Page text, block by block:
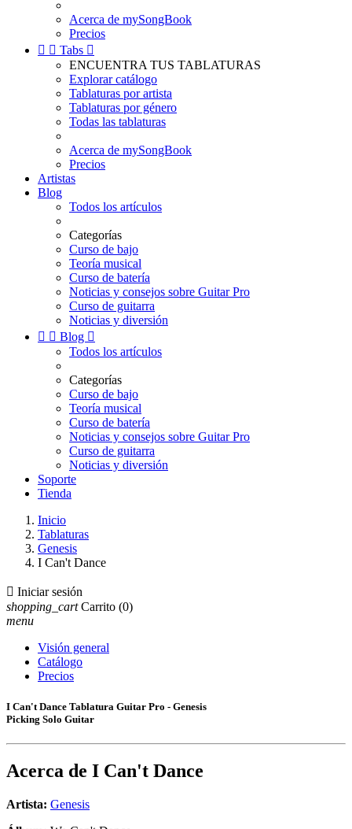
Acerca de mySongBook
Precios
  Tabs 
ENCUENTRA TUS TABLATURAS
Explorar catálogo
Tablaturas por artista
Tablaturas por género
Todas las tablaturas
Acerca de mySongBook
Precios
Artistas
Blog
Todos los artículos
Categorías
Curso de bajo
Teoría musical
Curso de batería
Noticias y consejos sobre Guitar Pro
Curso de guitarra
Noticias y diversión
  Blog 
Todos los artículos
Categorías
Curso de bajo
Teoría musical
Curso de batería
Noticias y consejos sobre Guitar Pro
Curso de guitarra
Noticias y diversión
Soporte
Tienda
Inicio
Tablaturas
Genesis
I Can't Dance
 Iniciar sesión
shopping_cart Carrito (0)
menu
Visión general
Catálogo
Precios
I Can't Dance Tablatura Guitar Pro - Genesis
Picking Solo Guitar
Acerca de I Can't Dance
Artista: Genesis